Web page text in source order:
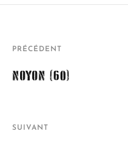
PRÉCÉDENT
NOYON (60)
SUIVANT